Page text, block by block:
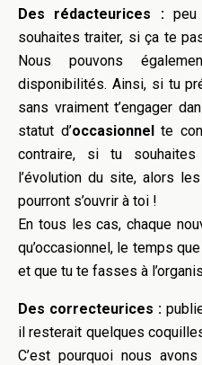
Des rédacteurices :peu
souhaites traiter, si ça te
Nous pouvons
disponibilités. Ainsi, si tu
sans vraiment t’engager
statut d’occasionnelte
contraire, si tu souhaites
l’évolution du site, alors
pourront s’ouvrir à toi !
En tous les cas, chaque
qu’occasionnel, le temps
et que tu te fasses à
Des correcteurices :
il resterait quelques
C’est pourquoi nous